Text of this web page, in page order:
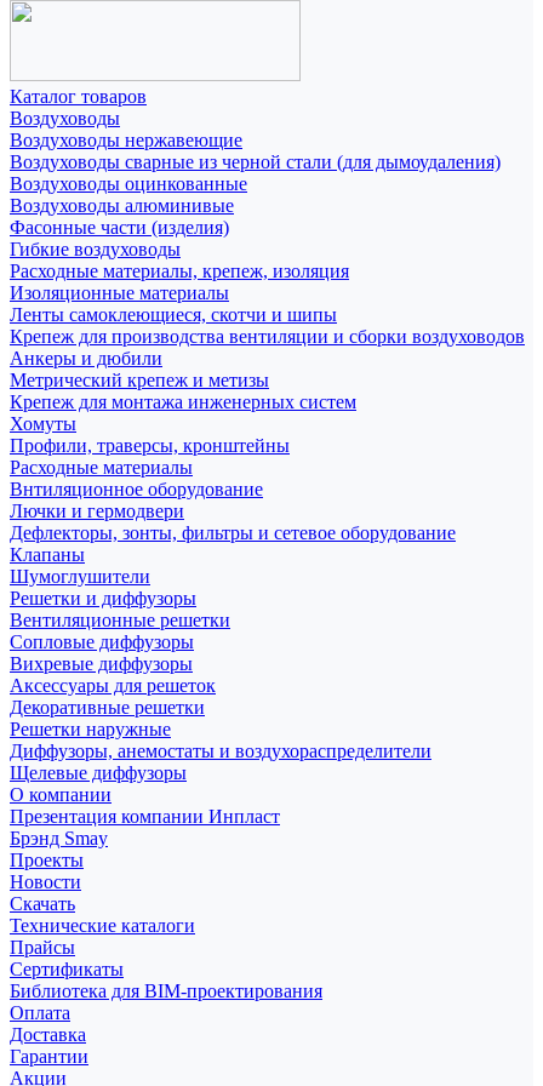
Каталог товаров
Воздуховоды
Воздуховоды нержавеющие
Воздуховоды сварные из черной стали (для дымоудаления)
Воздуховоды оцинкованные
Воздуховоды алюминивые
Фасонные части (изделия)
Гибкие воздуховоды
Расходные материалы, крепеж, изоляция
Изоляционные материалы
Ленты самоклеющиеся, скотчи и шипы
Крепеж для производства вентиляции и сборки воздуховодов
Анкеры и дюбили
Метрический крепеж и метизы
Крепеж для монтажа инженерных систем
Хомуты
Профили, траверсы, кронштейны
Расходные материалы
Внтиляционное оборудование
Лючки и гермодвери
Дефлекторы, зонты, фильтры и сетевое оборудование
Клапаны
Шумоглушители
Решетки и диффузоры
Вентиляционные решетки
Сопловые диффузоры
Вихревые диффузоры
Аксессуары для решеток
Декоративные решетки
Решетки наружные
Диффузоры, анемостаты и воздухораспределители
Щелевые диффузоры
О компании
Презентация компании Инпласт
Брэнд Smay
Проекты
Новости
Скачать
Технические каталоги
Прайсы
Сертификаты
Библиотека для BIM-проектирования
Оплата
Доставка
Гарантии
Акции